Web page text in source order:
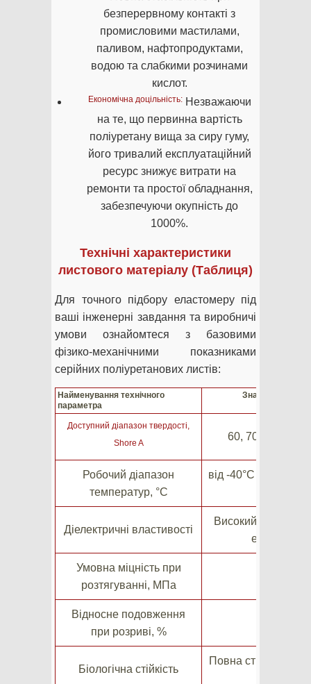
безперервному контакті з
промисловими мастилами,
паливом, нафтопродуктами,
водою та слабкими розчинами
кислот.
Економічна доцільність:Незважаючи
на те, що первинна вартість
поліуретану вища за сиру гуму,
його тривалий експлуатаційний
ресурс знижує витрати на
ремонти та простої обладнання,
забезпечуючи окупність до
1000%.
Технічні характеристики
листового матеріалу (Таблиця)
Для точного підбору еластомеру під
ваші інженерні завдання та виробничі
умови ознайомтеся з базовими
фізико-механічними показниками
серійних поліуретанових листів:
Найменування технічного
параметра
Значення /
Доступний діапазон твердості,
Shore A
60, 70, 80, 85,
Робочий діапазон
температур, °C
від -40°C до +80°C
Діелектричні властивості
Високий
Умовна міцність при
розтягуванні, МПа
Відносне подовження
при розриві, %
Біологічна стійкість
Повна стійкість до